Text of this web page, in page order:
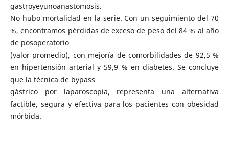
gastroyeyunoanastomosis.
No hubo mortalidad en la serie. Con un seguimiento del 70
%, encontramos pérdidas de exceso de peso del 84 % al año
de posoperatorio
(valor promedio), con mejoría de comorbilidades de 92,5 %
en hipertensión arterial y 59,9 % en diabetes. Se concluye
que la técnica de bypass
gástrico por laparoscopia, representa una alternativa
factible, segura y efectiva para los pacientes con obesidad
mórbida.